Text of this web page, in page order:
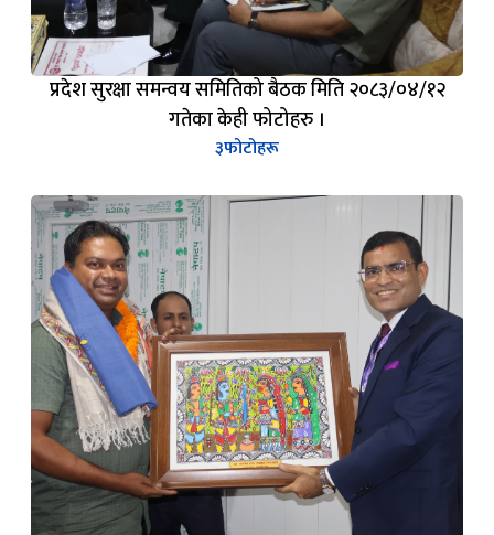
प्रदेश सुरक्षा समन्वय समितिको बैठक मिति २०८३/०४/१२
गतेका केही फोटोहरु ।
३फोटोहरू